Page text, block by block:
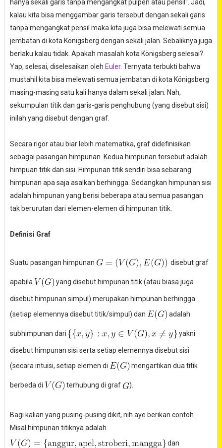
hanya sekali garis tanpa mengangkat pulpen atau pensil". Jadi,
kalau kita bisa menggambar garis tersebut dengan sekali garis
tanpa mengangkat pensil maka kita juga bisa melewati semua
jembatan di kota Königsberg dengan sekali jalan. Sebaliknya juga
berlaku kalau tidak. Apakah masalah kota Königsberg selesai?
Yap, selesai, diselesaikan oleh Euler. Ternyata terbukti bahwa
mustahil kita bisa melewati semua jembatan di kota Königsberg
masing-masing satu kali hanya dalam sekali jalan. Nah,
sekumpulan titik dan garis-garis penghubung (yang disebut sisi)
inilah yang disebut dengan graf.
Secara rigor atau biar lebih matematika, graf didefinisikan
sebagai pasangan himpunan. Kedua himpunan tersebut adalah
himpuan titik dan sisi. Himpunan titik sendiri bisa sebarang
himpunan apa saja asalkan berhingga. Sedangkan himpunan sisi
adalah himpunan yang berisi beberapa atau semua pasangan
tak berurutan dari elemen-elemen di himpunan titik.
Definisi Graf
Suatu pasangan himpunan disebut graf
apabila yang disebut himpunan titik (atau biasa juga
disebut himpunan simpul) merupakan himpunan berhingga
(setiap elemennya disebut titik/simpul) dan
adalah
subhimpunan dari yakni
disebut himpunan sisi serta setiap elemennya disebut sisi
(secara intuisi, setiap elemen di
mengartikan dua titik
berbeda di terhubung di graf ).
Bagi kalian yang pusing-pusing dikit, nih aye berikan contoh.
Misal himpunan titiknya adalah
dan